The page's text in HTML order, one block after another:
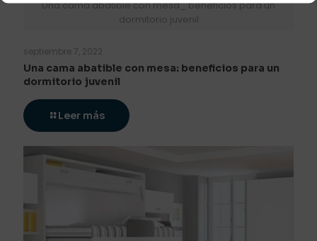
Una cama abatible con mesa_ beneficios para un
dormitorio juvenil
septiembre 7, 2022
Una cama abatible con mesa: beneficios para un
dormitorio juvenil
Leer más